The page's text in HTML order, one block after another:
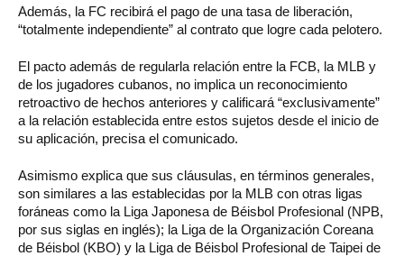
Además, la FC recibirá el pago de una tasa de liberación,
“totalmente independiente” al contrato que logre cada pelotero.
El pacto además de regularla relación entre la FCB, la MLB y
de los jugadores cubanos, no implica un reconocimiento
retroactivo de hechos anteriores y calificará “exclusivamente”
a la relación establecida entre estos sujetos desde el inicio de
su aplicación, precisa el comunicado.
Asimismo explica que sus cláusulas, en términos generales,
son similares a las establecidas por la MLB con otras ligas
foráneas como la Liga Japonesa de Béisbol Profesional (NPB,
por sus siglas en inglés); la Liga de la Organización Coreana
de Béisbol (KBO) y la Liga de Béisbol Profesional de Taipei de